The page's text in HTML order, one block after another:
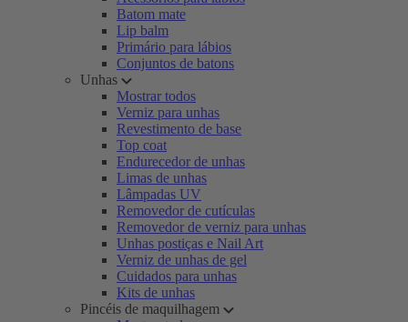
Batom mate
Lip balm
Primário para lábios
Conjuntos de batons
Unhas
Mostrar todos
Verniz para unhas
Revestimento de base
Top coat
Endurecedor de unhas
Limas de unhas
Lâmpadas UV
Removedor de cutículas
Removedor de verniz para unhas
Unhas postiças e Nail Art
Verniz de unhas de gel
Cuidados para unhas
Kits de unhas
Pincéis de maquilhagem